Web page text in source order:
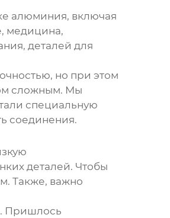
алюминия, включая
медицина,
деталей для
но при этом
сложным. Мы
специальную
соединения.
деталей. Чтобы
Также, важно
Пришлось